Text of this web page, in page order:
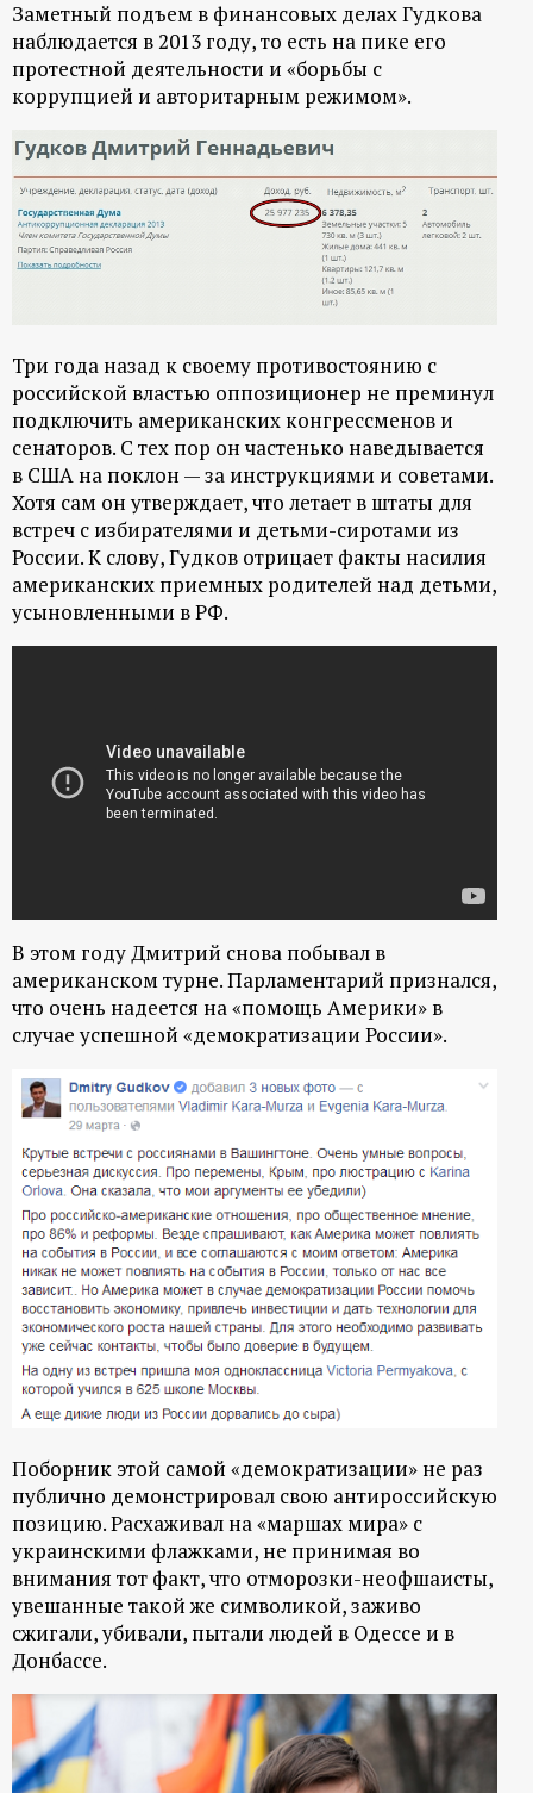
Заметный подъем в финансовых делах Гудкова
наблюдается в 2013 году, то есть на пике его
протестной деятельности и «борьбы с
коррупцией и авторитарным режимом».
Три года назад к своему противостоянию с
российской властью оппозиционер не преминул
подключить американских конгрессменов и
сенаторов. С тех пор он частенько наведывается
в США на поклон — за инструкциями и советами.
Хотя сам он утверждает, что летает в штаты для
встреч с избирателями и детьми-сиротами из
России. К слову, Гудков отрицает факты насилия
американских приемных родителей над детьми,
усыновленными в РФ.
В этом году Дмитрий снова побывал в
американском турне. Парламентарий признался,
что очень надеется на «помощь Америки» в
случае успешной «демократизации России».
Поборник этой самой «демократизации» не раз
публично демонстрировал свою антироссийскую
позицию. Расхаживал на «маршах мира» с
украинскими флажками, не принимая во
внимания тот факт, что отморозки-неофшаисты,
увешанные такой же символикой, заживо
сжигали, убивали, пытали людей в Одессе и в
Донбассе.